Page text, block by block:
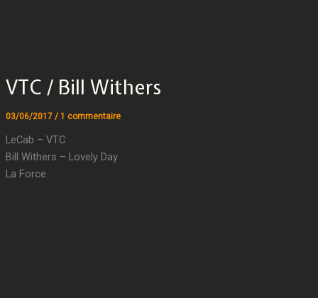
VTC / Bill Withers
03/06/2017 / 1 commentaire
LeCab – VTC
Bill Withers – Lovely Day
La Force